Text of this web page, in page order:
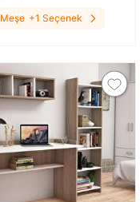
Meşe +1 Seçenek